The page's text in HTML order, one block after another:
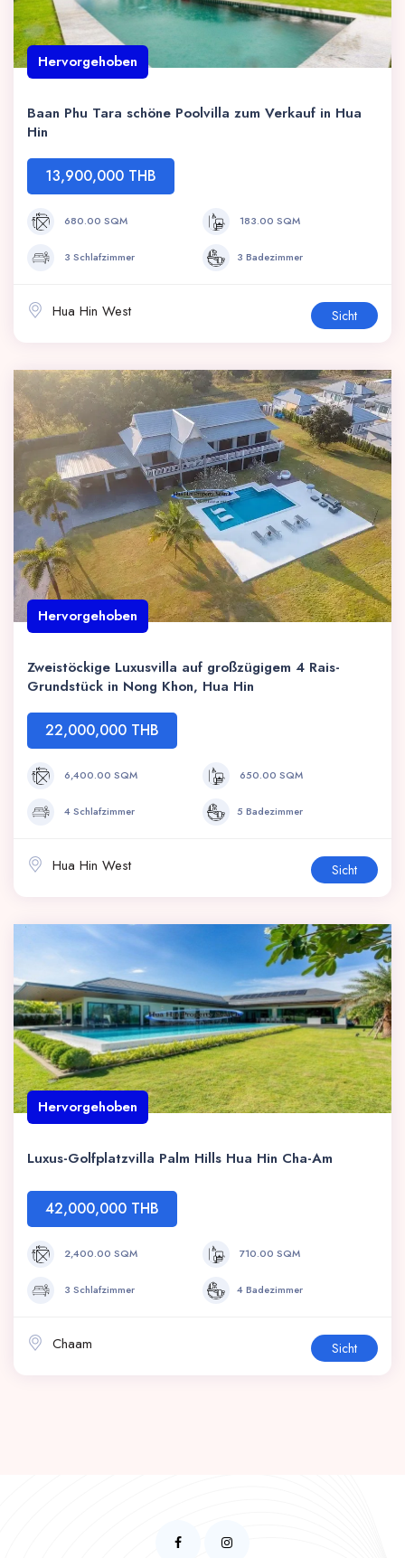
Hervorgehoben
Baan Phu Tara schöne Poolvilla zum Verkauf in Hua
Hin
13,900,000 THB
680.00 SQM 183.00 SQM
3 Schlafzimmer 3 Badezimmer
Hua Hin West Sicht
Hervorgehoben
Zweistöckige Luxusvilla auf großzügigem 4 Rais-
Grundstück in Nong Khon, Hua Hin
22,000,000 THB
6,400.00 SQM 650.00 SQM
4 Schlafzimmer 5 Badezimmer
Hua Hin West Sicht
Hervorgehoben
Luxus-Golfplatzvilla Palm Hills Hua Hin Cha-Am
42,000,000 THB
2,400.00 SQM 710.00 SQM
3 Schlafzimmer 4 Badezimmer
Chaam Sicht